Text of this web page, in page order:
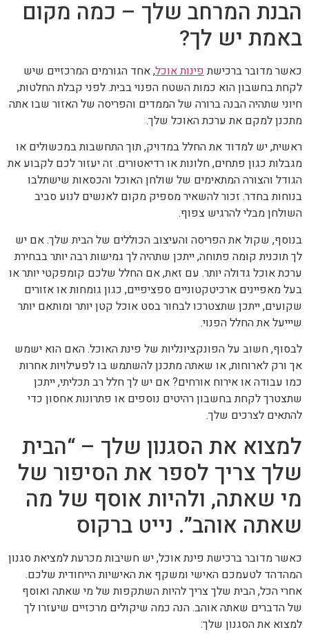
הבנת המרחב שלך – כמה מקום
באמת יש לך?
כאשר מדובר ברכישתפינות אוכל, אחד הגורמים המרכזיים שיש
לקחת בחשבון הוא כמות השטח הפנוי בבית. לפני קבלת החלטות,
חיוני שתהיה הבנה ברורה של הממדים והפריסה של האזור שבו אתה
מתכנן למקם את ערכת האוכל שלך.
ראשית, יש למדוד את החלל במדויק, תוך התחשבות במכשולים או
מגבלות כגון פתחים, חלונות או רדיאטורים. זה יעזור לכם לקבוע את
הגודל והצורה המתאימים של שולחן האוכל והכסאות שישתלבו
בנוחות בחדר. זכור להשאיר מספיק מקום לאנשים לנוע סביב
השולחן מבלי להרגיש צפוף.
בנוסף, שקול את הפריסה והעיצוב הכוללים של הבית שלך. אם יש
לך תוכנית קומה פתוחה, ייתכן שתהיה לך גמישות רבה יותר בבחירת
ערכת אוכל גדולה יותר. עם זאת, אם החלל שלכם קומפקטי יותר או
בעל מאפיינים ארכיטקטוניים ספציפיים, כגון גומחות או אזורים
שקועים, ייתכן שתצטרכו לבחור בסט אוכל קטן יותר ומותאם יותר
שיייעל את החלל הפנוי.
לבסוף, חשוב על הפונקציונליות של פינת האוכל. האם הוא ישמש
אך ורק לארוחות, או שאתה מתכנן להשתמש בו לפעילויות אחרות
כמו עבודה או אירוח אורחים? אם יש לך חלל רב תכליתי, ייתכן
שתצטרך לקחת בחשבון רהיטים נוספים או פתרונות אחסון כדי
להתאים לצרכים שלך.
למצוא את הסגנון שלך – “הבית
שלך צריך לספר את הסיפור של
מי שאתה, ולהיות אוסף של מה
שאתה אוהב”. נייט ברקוס
כאשר מדובר ברכישת פינת אוכל, יש חשיבות מכרעת למציאת סגנון
המהדהד לטעמכם האישי ומשקף את האישיות הייחודית שלכם.
אחרי הכל, הבית שלך צריך להיות השתקפות של מי שאתה ואוסף
של הדברים שאתה אוהב. הנה כמה שיקולים מרכזיים שיעזרו לך
למצוא את הסגנון שלך: